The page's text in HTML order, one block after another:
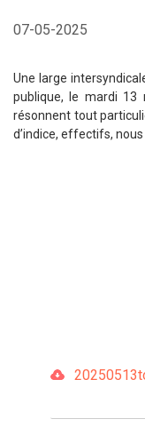
07-05-2025
Une large
publique, le mardi 13
résonnent tout
d’indice, effectifs,